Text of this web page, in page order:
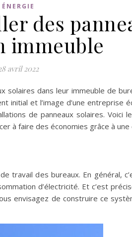
ÉNERGIE
des
immeuble
avril 2022
solaires dans leur immeuble de
initial et l’image d’une entreprise
de panneaux solaires. Voici
à faire des économies grâce à
travail des bureaux. En général,
d’électricité. Et c’est
envisagez de construire ce